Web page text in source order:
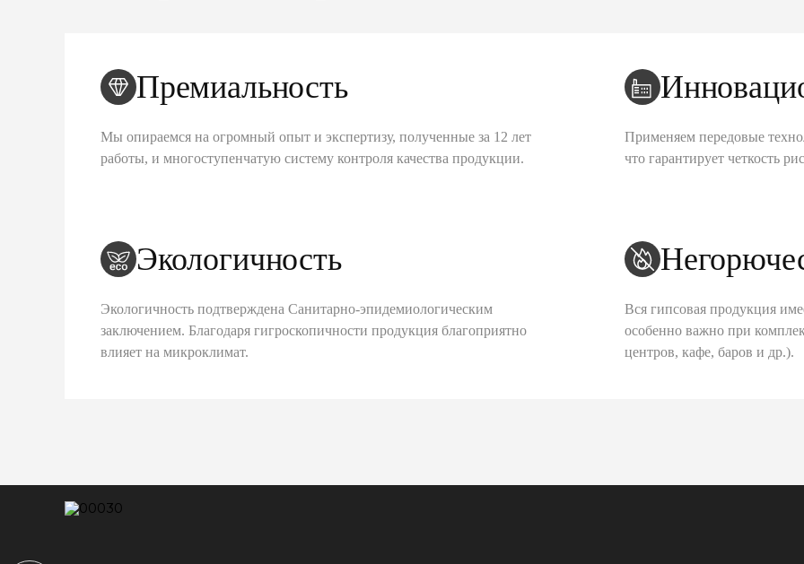
Премиальность
Мы опираемся на огромный опыт и экспертизу, полученные за 12 лет
работы, и многоступенчатую систему контроля качества продукции.
Применяем передовые
что гарантирует четкость
Экологичность
Экологичность подтверждена Санитарно-эпидемиологическим
заключением. Благодаря гигроскопичности продукция благоприятно
влияет на микроклимат.
Вся гипсовая продукция
особенно важно при
центров, кафе, баров и др.).